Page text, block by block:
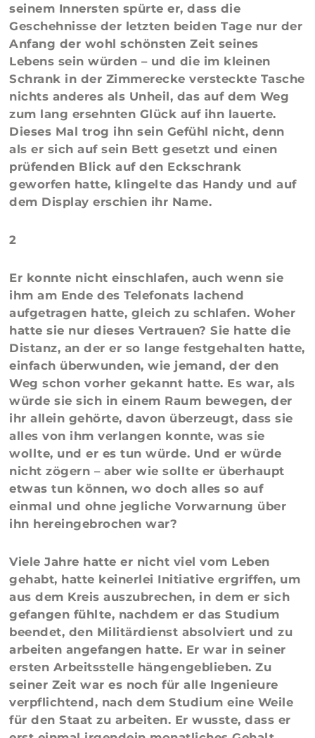
seinem Innersten spürte er, dass die
Geschehnisse der letzten beiden Tage nur der
Anfang der wohl schönsten Zeit seines
Lebens sein würden – und die im kleinen
Schrank in der Zimmerecke versteckte Tasche
nichts anderes als Unheil, das auf dem Weg
zum lang ersehnten Glück auf ihn lauerte.
Dieses Mal trog ihn sein Gefühl nicht, denn
als er sich auf sein Bett gesetzt und einen
prüfenden Blick auf den Eckschrank
geworfen hatte, klingelte das Handy und auf
dem Display erschien ihr Name.
2
Er konnte nicht einschlafen, auch wenn sie
ihm am Ende des Telefonats lachend
aufgetragen hatte, gleich zu schlafen. Woher
hatte sie nur dieses Vertrauen? Sie hatte die
Distanz, an der er so lange festgehalten hatte,
einfach überwunden, wie jemand, der den
Weg schon vorher gekannt hatte. Es war, als
würde sie sich in einem Raum bewegen, der
ihr allein gehörte, davon überzeugt, dass sie
alles von ihm verlangen konnte, was sie
wollte, und er es tun würde. Und er würde
nicht zögern – aber wie sollte er überhaupt
etwas tun können, wo doch alles so auf
einmal und ohne jegliche Vorwarnung über
ihn hereingebrochen war?
Viele Jahre hatte er nicht viel vom Leben
gehabt, hatte keinerlei Initiative ergriffen, um
aus dem Kreis auszubrechen, in dem er sich
gefangen fühlte, nachdem er das Studium
beendet, den Militärdienst absolviert und zu
arbeiten angefangen hatte. Er war in seiner
ersten Arbeitsstelle hängengeblieben. Zu
seiner Zeit war es noch für alle Ingenieure
verpflichtend, nach dem Studium eine Weile
für den Staat zu arbeiten. Er wusste, dass er